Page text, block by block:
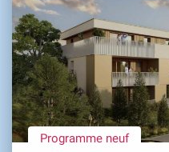
Programme neuf